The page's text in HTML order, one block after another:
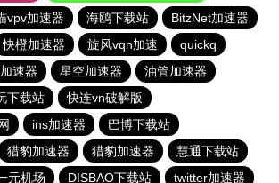
vpv加速器 海鸥下载站
BitzNet加速器
快橙加速器 旋风vqn加速
quickq
速器 星空加速器
油管加速器
下载站
快连vn破解版
ins加速器
巴博下载站
猎豹加速器 猎豹加速器
慧通下载站
元机场 DISBAO下载站 twitter加速器